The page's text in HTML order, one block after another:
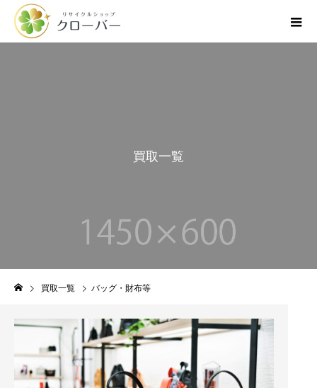
買取一覧
買取一覧 バッグ・財布等